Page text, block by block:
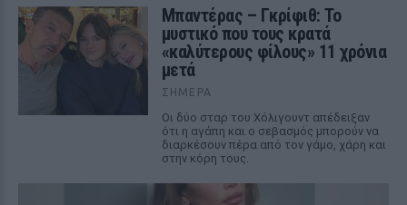
Μπαντέρας – Γκρίφιθ: Το
μυστικό που τους κρατά
«καλύτερους φίλους» 11 χρόνια
μετά
ΣΉΜΕΡΑ
Οι δύο σταρ του Χόλιγουντ απέδειξαν
ότι η αγάπη και ο σεβασμός μπορούν να
διαρκέσουν πέρα από τον γάμο, χάρη και
στην κόρη τους.